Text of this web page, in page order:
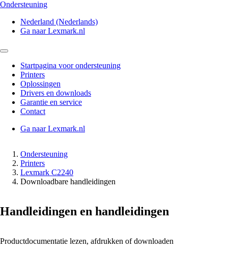
Ondersteuning
Nederland (Nederlands)
Ga naar Lexmark.nl
Startpagina voor ondersteuning
Printers
Oplossingen
Drivers en downloads
Garantie en service
Contact
Ga naar Lexmark.nl
Ondersteuning
Printers
Lexmark C2240
Downloadbare handleidingen
Handleidingen en handleidingen
Productdocumentatie lezen, afdrukken of downloaden